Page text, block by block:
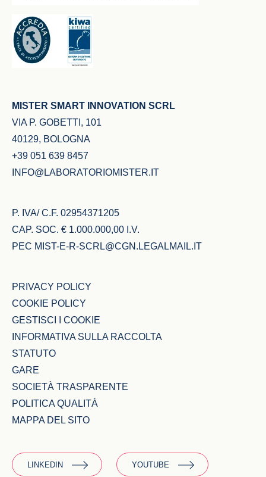
MISTER SMART INNOVATION SCRL
VIA P. GOBETTI, 101
40129, BOLOGNA
+39 051 639 8457
INFO@LABORATORIOMISTER.IT
P. IVA/ C.F. 02954371205
CAP. SOC. € 1.000.000,00 I.V.
PEC MIST-E-R-SCRL@CGN.LEGALMAIL.IT
PRIVACY POLICY
COOKIE POLICY
GESTISCI I COOKIE
INFORMATIVA SULLA RACCOLTA
STATUTO
GARE
SOCIETÀ TRASPARENTE
POLITICA QUALITÀ
MAPPA DEL SITO
LINKEDIN YOUTUBE